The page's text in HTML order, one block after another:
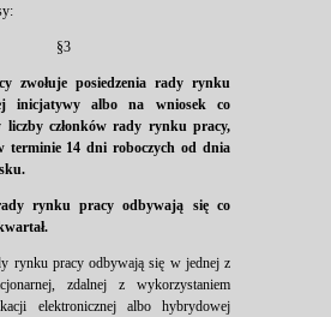
§3
zwołuje posiedzenia rady rynku
inicjatywy albo na wniosek co
liczby członków rady rynku pracy,
terminie 14 dni roboczych od dnia
rynku pracy odbywają się co
rynku pracy odbywają się w jednej z
zdalnej z wykorzystaniem
elektronicznej albo hybrydowej